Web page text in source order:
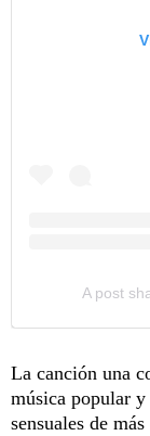
A post
La canción una
música popular
sensuales de